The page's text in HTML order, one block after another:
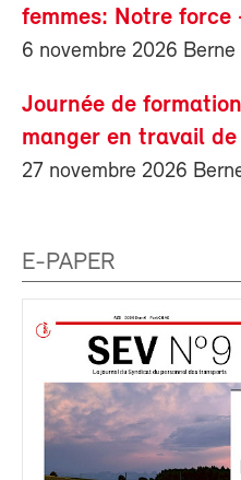
femmes: Notre force
6 novembre 2026 Berne
Journée de
manger en travail
27 novembre 2026
E-PAPER